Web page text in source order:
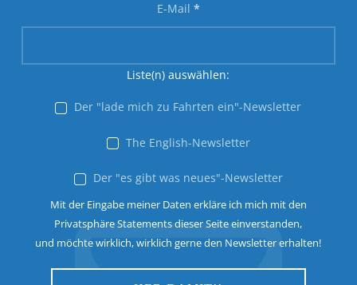
E-Mail *
Liste(n) auswählen:
Der "lade mich zu Fahrten ein"-Newsletter
The English-Newsletter
Der "es gibt was neues"-Newsletter
Mit der Eingabe meiner Daten erkläre ich mich mit den
Privatsphäre Statements dieser Seite einverstanden,
und möchte wirklich, wirklich gerne den Newsletter erhalten!